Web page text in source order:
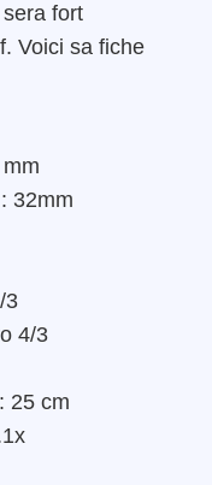
sera fort
Voici sa fiche
32mm
3
4/3
25 cm